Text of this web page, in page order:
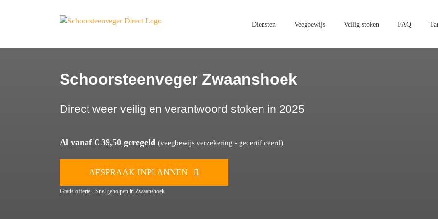
Diensten Veegbewijs Veilig stoken FAQ
Schoorsteenveger Zwaanshoek
Direct weer veilig en verantwoord stoken in 2025
Al vanaf € 39,50 geregeld (veegbewijs verzekering - gecertificeerd)
AFSPRAAK INPLANNEN
Gratis offerte - Snel geholpen in Zwaanshoek